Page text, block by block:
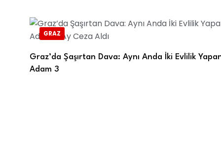
GRAZ
Graz’da Şaşırtan Dava: Aynı Anda İki Evlilik
Adam 3